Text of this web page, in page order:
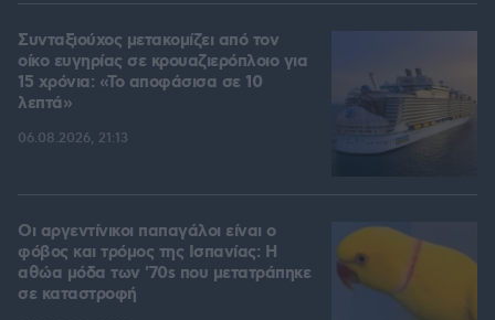
Συνταξιούχος μετακομίζει από τον
οίκο ευγηρίας σε κρουαζιερόπλοιο για
15 χρόνια: «Το αποφάσισα σε 10
λεπτά»
06.08.2026, 21:13
Οι αργεντίνικοι παπαγάλοι είναι ο
φόβος και τρόμος της Ισπανίας: Η
αθώα μόδα των '70s που μετατράπηκε
σε καταστροφή